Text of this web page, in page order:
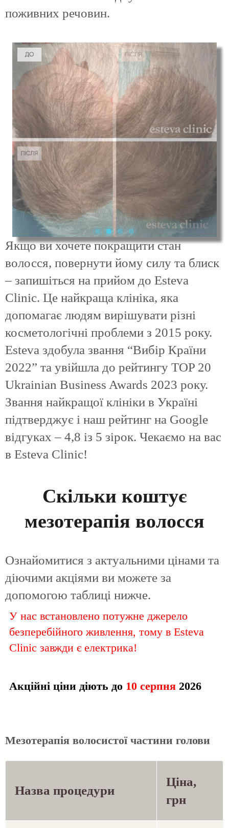
поживних речовин.
Якщо ви хочете покращити стан
волосся, повернути йому силу та блиск
– запишіться на прийом до Esteva
Clinic. Це найкраща клініка, яка
допомагає людям вирішувати різні
косметологічні проблеми з 2015 року.
Esteva здобула звання “Вибір Країни
2022” та увійшла до рейтингу TOP 20
Ukrainian Business Awards 2023 року.
Звання найкращої клініки в Україні
підтверджує і наш рейтинг на Google
відгуках – 4,8 із 5 зірок. Чекаємо на вас
в Esteva Clinic!
Скільки коштує
мезотерапія волосся
Ознайомитися з актуальними цінами та
діючими акціями ви можете за
допомогою таблиці нижче.
У нас встановлено потужне джерело
безперебійного живлення, тому в Esteva
Clinic завжди є електрика!
Акційні ціни діють до 10 серпня 2026
Мезотерапія волосистої частини голови
Назва процедури
Ціна,
грн